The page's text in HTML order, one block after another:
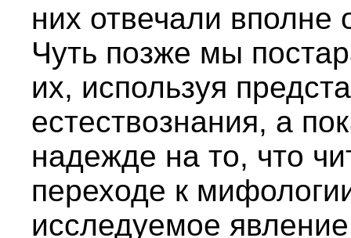
них отвечали
Чуть позже мы
их, используя
естествознания, а
надежде на то, что
переходе к
исследуемое